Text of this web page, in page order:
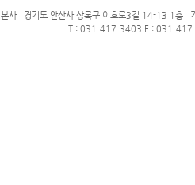
본사 : 경기도 안산사 상록구 이호로3길 14-13 1층
T : 031-417-3403 F : 031-